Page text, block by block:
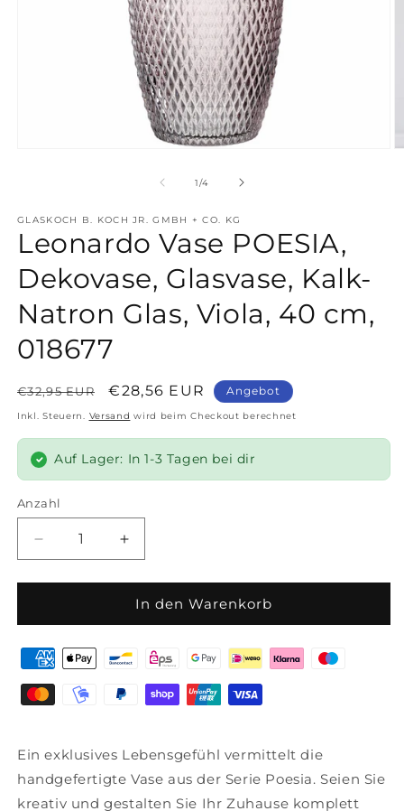
1/von
4
GLASKOCH B. KOCH JR. GMBH + CO. KG
Leonardo Vase POESIA,
Dekovase, Glasvase, Kalk-
Natron Glas, Viola, 40 cm,
018677
Normaler
Preis
€32,95 EUR Verkaufspreis
€28,56 EUR Angebot
Inkl. Steuern. Versand wird beim Checkout berechnet
Auf Lager: In 1-3 Tagen bei dir
Anzahl
Anzahl
Verringere
die
Menge
Leonardo
POESIA,
Dekovase,
Glasvase,
Glas,
Viola,
Erhöhe
die
Menge
für
Leonardo
POESIA,
Dekovase,
Glasvase,
Glas,
Viola,
In den Warenkorb
Ein exklusives Lebensgefühl vermittelt die
handgefertigte Vase aus der Serie Poesia. Seien Sie
kreativ und gestalten Sie Ihr Zuhause komplett